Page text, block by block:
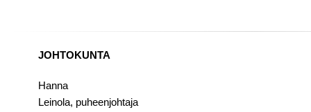
JOHTOKUNTA
Hanna
Leinola, puheenjohtaja